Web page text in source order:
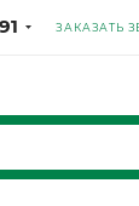
ЗАКАЗАТЬ